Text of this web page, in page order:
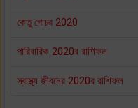
কেতু গোচর 2020
পারিবারিক 2020র রাশিফল
স্বাস্থ্য জীবনের 2020র রাশিফল